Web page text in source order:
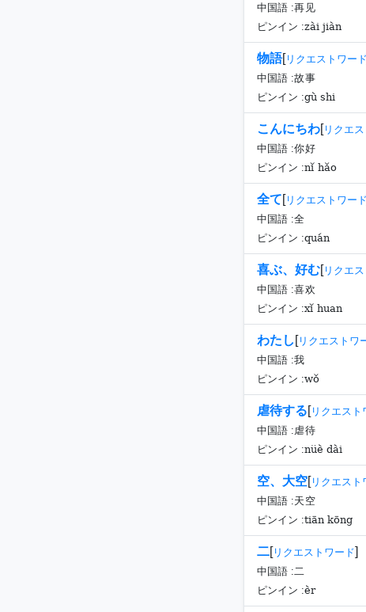
中国語 :再见
ピンイン :zài jiàn
物語[ リクエストワード
中国語 :故事
ピンイン :gù shi
こんにちわ[ リクエ
中国語 :你好
ピンイン :nǐ hǎo
全て[ リクエストワード
中国語 :全
ピンイン :quán
喜ぶ、好む[ リクエ
中国語 :喜欢
ピンイン :xǐ huan
わたし [ リクエストワ
中国語 :我
ピンイン :wǒ
虐待する[ リクエスト
中国語 :虐待
ピンイン :nüè dài
空、大空[ リクエスト
中国語 :天空
ピンイン :tiān kōng
二[ リクエストワード]
中国語 :二
ピンイン :èr